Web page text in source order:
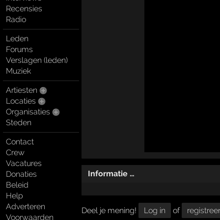
Recensies
Radio
Leden
Forums
Verslagen (leden)
Muziek
Artiesten
Locaties
Organisaties
Steden
Contact
Crew
Vacatures
Donaties
Beleid
Help
Adverteren
Voorwaarden
Informatie …
Deel je mening! Log in of registreer